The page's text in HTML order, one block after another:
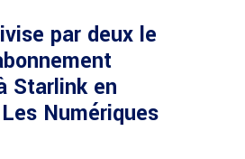
par deux le
Starlink en
Numériques